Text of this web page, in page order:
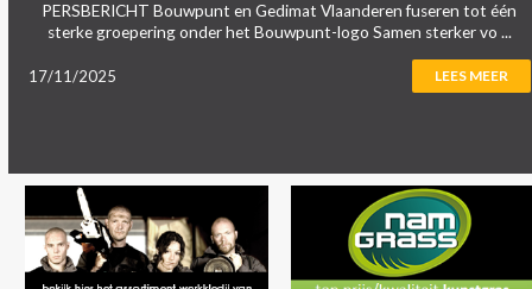
PERSBERICHT Bouwpunt en Gedimat Vlaanderen fuseren tot één
sterke groepering onder het Bouwpunt-logo Samen sterker vo ...
17/11/2025 LEES MEER